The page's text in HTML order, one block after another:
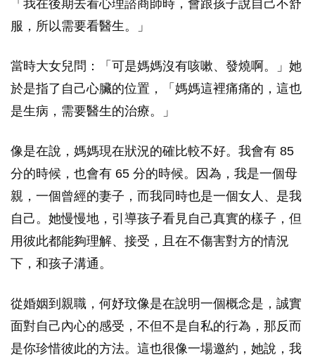
「我在後期去看心理諮商師時，會跟孩子說自己不舒
服，所以需要看醫生。」
當時大女兒問：「可是媽媽沒有咳嗽、發燒啊。」她
於是指了自己心臟的位置，「媽媽這裡痛痛的，這也
是生病，需要醫生的治療。」
像是在說，媽媽現在狀況的確比較不好。我會有 85
分的時候，也會有 65 分的時候。因為，我是一個母
親，一個曾經的妻子，而我同時也是一個女人、是我
自己。她慢慢地，引導孩子看見自己真實的樣子，但
用彼此都能夠理解、接受，且在不傷害對方的情況
下，和孩子溝通。
從婚姻到親職，何妤玟像是在說明一個概念是，誠實
面對自己內心的感受，不但不是自私的行為，那反而
是你珍惜彼此的方法。這也很像一場邀約，她說，我